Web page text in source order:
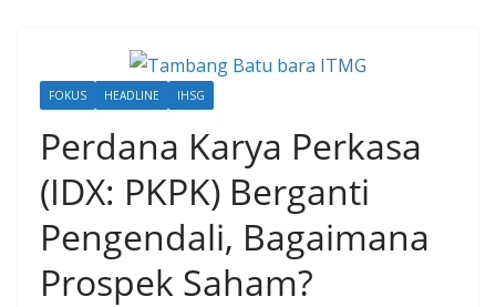
FOKUS HEADLINE IHSG
Perdana Karya Perkasa
(IDX: PKPK) Berganti
Pengendali, Bagaimana
Prospek Saham?